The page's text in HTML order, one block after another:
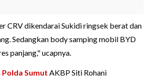
CRV dikendarai Sukidi ringsek berat dan
Sedangkan body samping mobil BYD
panjang," ucapnya.
Polda Sumut AKBP Siti Rohani